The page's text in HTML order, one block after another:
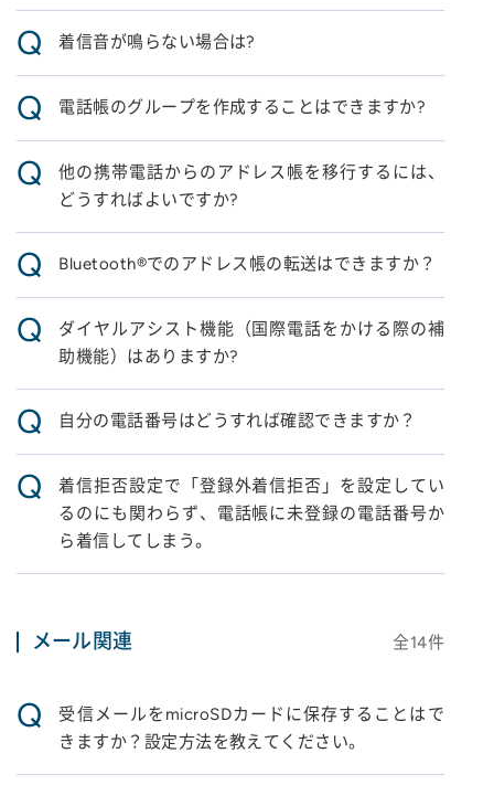
Q 着信音が鳴らない場合は?
Q 電話帳のグループを作成することはできますか?
Q
他の携帯電話からのアドレス帳を移行するには、
どうすればよいですか?
Q Bluetooth®でのアドレス帳の転送はできますか？
Q
ダイヤルアシスト機能（国際電話をかける際の補
助機能）はありますか?
Q 自分の電話番号はどうすれば確認できますか？
Q
着信拒否設定で「登録外着信拒否」を設定してい
るのにも関わらず、電話帳に未登録の電話番号か
ら着信してしまう。
メール関連 全14件
Q
受信メールをmicroSDカードに保存することはで
きますか？設定方法を教えてください。